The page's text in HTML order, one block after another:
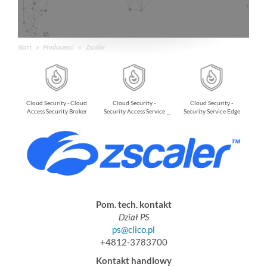
Start Producenci Zscaler
Cloud Security - Cloud
Access Security Broker
Cloud Security -
Security Access Service
Cloud Security -
Security Service Edge
Pom. tech. kontakt
Dział PS
ps@clico.pl
+4812-3783700
Kontakt handlowy